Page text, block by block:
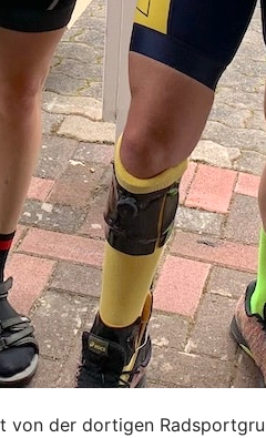
von der dortigen